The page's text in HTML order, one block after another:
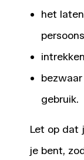
het
gebruik.
Let op dat
je bent,